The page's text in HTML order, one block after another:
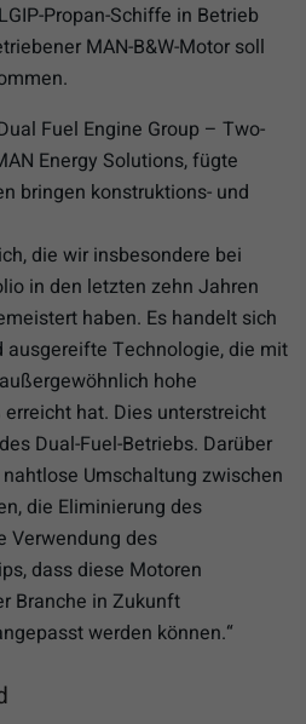
Propan-Schiffe in Betrieb
MAN-B&W-Motor soll
Fuel Engine Group – Two-
Energy Solutions, fügte
bringen konstruktions- und
die wir insbesondere bei
in den letzten zehn Jahren
haben. Es handelt sich
ausgereifte Technologie, die mit
hohe
hat. Dies unterstreicht
Dual-Fuel-Betriebs. Darüber
Umschaltung zwischen
die Eliminierung des
Verwendung des
dass diese Motoren
Branche in Zukunft
werden können.“